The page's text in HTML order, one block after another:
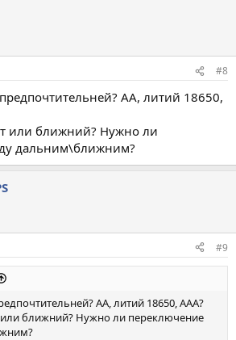
#8
АА, литий 18650,
или ближний? Нужно ли
дальним\ближним?
#9
АА, литий 18650, ААА?
ближний? Нужно ли переключение